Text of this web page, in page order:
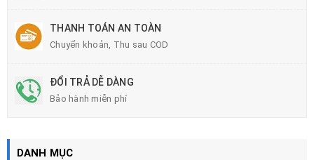
THANH TOÁN AN TOÀN
Chuyển khoản, Thu sau COD
ĐỔI TRẢ DỄ DÀNG
Bảo hành miễn phí
DANH MỤC